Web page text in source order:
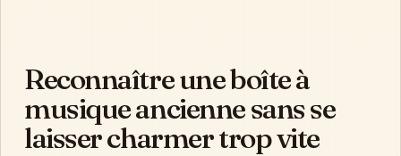
Reconnaître une boîte à
musique ancienne sans se
laisser charmer trop vite